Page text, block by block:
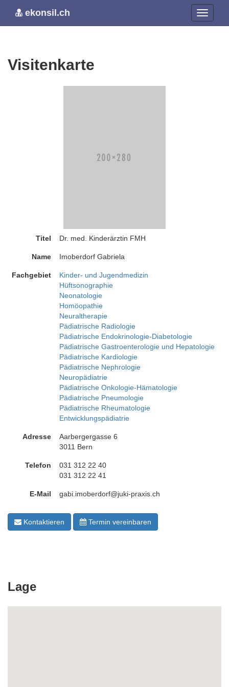
ekonsil.ch
Visitenkarte
Titel Dr. med. Kinderärztin FMH
Name Imoberdorf Gabriela
Fachgebiet
Kinder- und Jugendmedizin
Hüftsonographie
Neonatologie
Homöopathie
Neuraltherapie
Pädiatrische Radiologie
Pädiatrische Endokrinologie-Diabetologie
Pädiatrische Gastroenterologie und Hepatologie
Pädiatrische Kardiologie
Pädiatrische Nephrologie
Neuropädiatrie
Pädiatrische Onkologie-Hämatologie
Pädiatrische Pneumologie
Pädiatrische Rheumatologie
Entwicklungspädiatrie
Adresse
Aarbergergasse 6
3011 Bern
Telefon
031 312 22 40
031 312 22 41
E-Mail gabi.imoberdorf@juki-praxis.ch
Kontaktieren Termin vereinbaren
Lage